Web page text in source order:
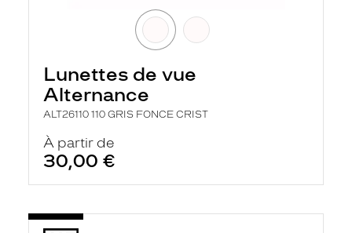
Lunettes de vue
Alternance
ALT26110 110 GRIS FONCE CRIST
À partir de
30,00 €